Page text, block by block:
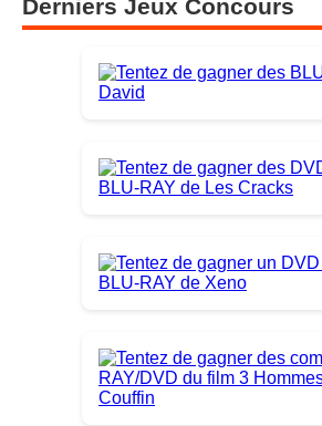
Derniers Jeux Concours